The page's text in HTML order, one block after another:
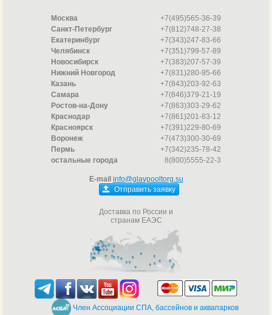
Москва
+7(495)565-36-39
Санкт-Петербург
+7(812)748-27-38
Екатеринбург
+7(343)247-83-66
Челябинск
+7(351)799-57-89
Новосибирск
+7(383)207-57-39
Нижний Новгород
+7(831)280-95-66
Казань
+7(843)203-92-63
Самара
+7(846)379-21-19
Ростов-на-Дону
+7(863)303-29-62
Краснодар
+7(861)201-83-12
Красноярск
+7(391)229-80-69
Воронеж
+7(473)300-30-69
Пермь
+7(342)235-78-42
остальные города
8(800)5555-22-3
E-mail info@glavpooltorg.su
Отправить заявку
Доставка по России и
странам ЕАЭС
Член Ассоциации СПА, бассейнов и аквапарков